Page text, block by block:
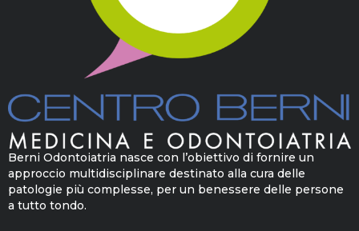
Berni Odontoiatria nasce con l’obiettivo di fornire un
approccio multidisciplinare destinato alla cura delle
patologie più complesse, per un benessere delle persone
a tutto tondo.